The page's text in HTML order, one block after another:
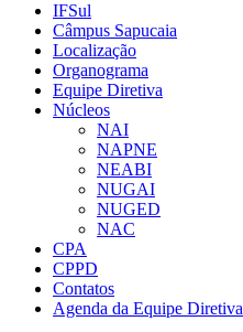
IFSul
Câmpus Sapucaia
Localização
Organograma
Equipe Diretiva
Núcleos
NAI
NAPNE
NEABI
NUGAI
NUGED
NAC
CPA
CPPD
Contatos
Agenda da Equipe Diretiva